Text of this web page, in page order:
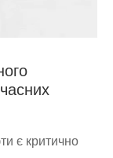
є критично